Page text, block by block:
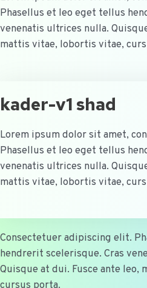
Phasellus et leo eget tellus
venenatis ultrices nulla.
mattis vitae, lobortis vitae,
kader-v1 shad
Lorem ipsum dolor sit amet,
Phasellus et leo eget tellus
venenatis ultrices nulla.
mattis vitae, lobortis vitae,
Consectetuer adipiscing elit.
hendrerit scelerisque. Cras
Quisque at dui. Fusce ante
cursus porta.